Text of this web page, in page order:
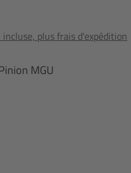
plus frais d'expédition
MGU